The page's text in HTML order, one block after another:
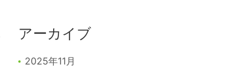
アーカイブ
2025年11月